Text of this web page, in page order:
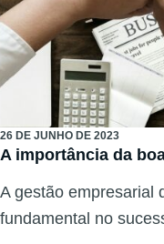
26 DE JUNHO DE 2023
A importância da
A gestão empresarial
fundamental no